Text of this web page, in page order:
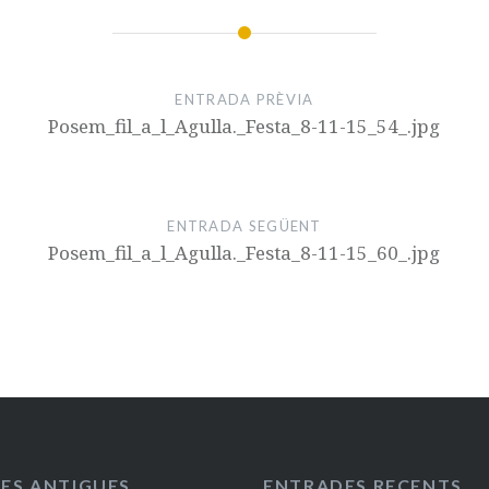
ENTRADA PRÈVIA
Posem_fil_a_l_Agulla._Festa_8-11-15_54_.jpg
ENTRADA SEGÜENT
Posem_fil_a_l_Agulla._Festa_8-11-15_60_.jpg
ANTIGUES ENTRADES RECENTS